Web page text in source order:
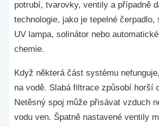
potrubí, tvarovky, ventily a případně
technologie, jako je tepelné čerpadlo,
UV lampa, solinátor nebo
chemie.
Když některá část systému
na vodě. Slabá filtrace způsobí horší
Netěsný spoj může přisávat vzduch
vodu ven. Špatně nastavené ventily